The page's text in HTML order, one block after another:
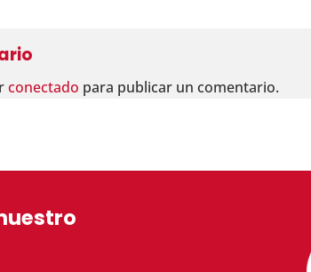
conectado para publicar un comentario.